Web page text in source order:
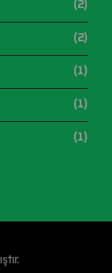
(2)
(2)
(1)
(1)
(1)